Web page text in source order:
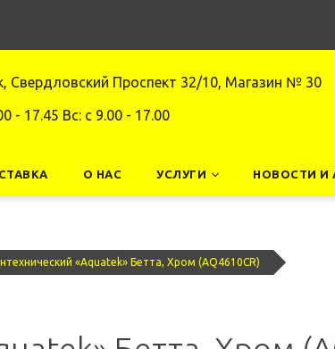
Свердловский Проспект 32/10, Магазин № 30
- 17.45 Вс: c 9.00 - 17.00
О НАС УСЛУГИ НОВОСТИ И
«Aquatek» Бетта, Хром (AQ4610CR)